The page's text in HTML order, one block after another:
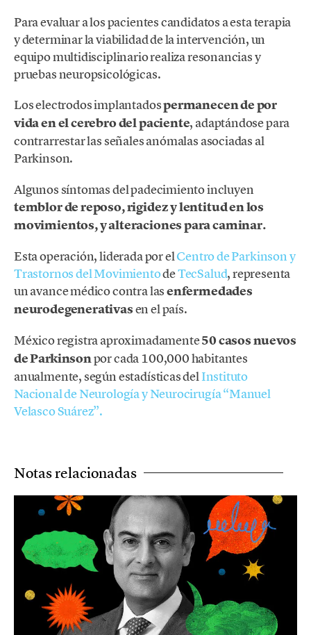
Para evaluar a los pacientes candidatos a esta terapia
y determinar la viabilidad de la intervención, un
equipo multidisciplinario realiza resonancias y
pruebas neuropsicológicas.
Los electrodos implantadospermanecen de por
vida en el cerebro del paciente, adaptándose para
contrarrestar las señales anómalas asociadas al
Parkinson.
Algunos síntomas del padecimiento incluyen
temblor de reposo, rigidez y lentitud en los
movimientos, y alteraciones para caminar.
Esta operación, liderada por elCentro de Parkinson y
Trastornos del MovimientodeTecSalud, representa
un avance médico contra lasenfermedades
neurodegenerativasen el país.
México registra aproximadamente50 casos nuevos
de Parkinsonpor cada 100,000 habitantes
anualmente, según estadísticas delInstituto
Nacional de Neurología y Neurocirugía “Manuel
Velasco Suárez”.
Notas relacionadas